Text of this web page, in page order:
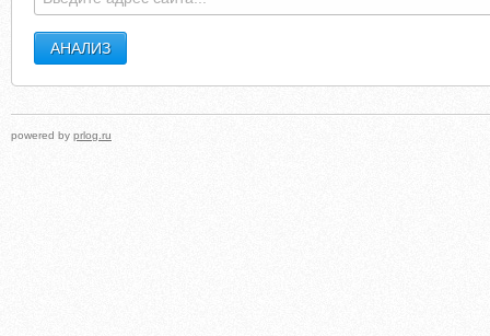
powered by prlog.ru